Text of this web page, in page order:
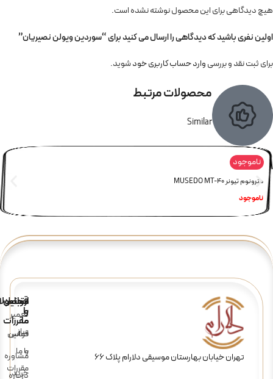
هیچ دیدگاهی برای این محصول نوشته نشده است.
اولین نفری باشید که دیدگاهی را ارسال می کنید برای “سوردین ویولن نصیریان”
برای ثبت نقد و بررسیوارد حساب کاربری خودشوید.
محصولات مرتبط
Similar
ناموجود
مترونوم تیونر MUSEDO MT-40
ناموجود
تهران خیابان بهارستان موسیقی دلارام پلاک 66
تعمیر
ساز
مشاوره
خرید
قوانین
و
مقررات
قوانین
و
مقررات
ارتباط
با
ما
تماس
با ما
درباره